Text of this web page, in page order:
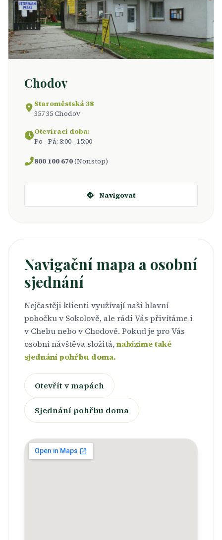
Chodov
Staroměstská 38
357 35 Chodov
Otevírací doba:
Po - Pá: 8:00 - 15:00
800 100 670(Nonstop)
Navigovat
Navigační mapa a osobní
sjednání
Nejčastěji klienti využívají naši hlavní
pobočku v Sokolově, ale rádi Vás přivítáme i
v Chebu nebo v Chodově. Pokud je pro Vás
osobní návštěva složitá,nabízíme také
sjednání pohřbu doma.
Otevřít v mapách
Sjednání pohřbu doma